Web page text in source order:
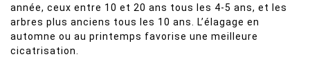
année, ceux entre 10 et 20 ans tous les 4-5 ans, et les
arbres plus anciens tous les 10 ans. L’élagage en
automne ou au printemps favorise une meilleure
cicatrisation.